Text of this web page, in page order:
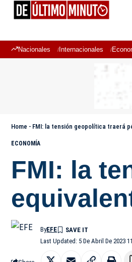
Nacionales Internacionales
Home - FMI: la tensión geopolítica traerá
ECONOMÍA
FMI: la
Last Updated: 5 De Abril De 2023
ByEFE